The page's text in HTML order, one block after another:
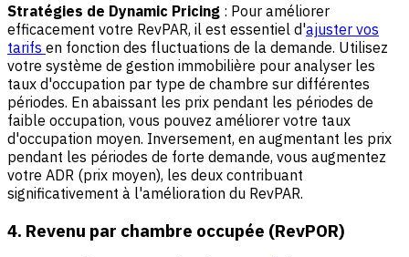
Stratégies de Dynamic Pricing : Pour améliorer
efficacement votre RevPAR, il est essentiel d'ajuster vos
tarifs en fonction des fluctuations de la demande. Utilisez
votre système de gestion immobilière pour analyser les
taux d'occupation par type de chambre sur différentes
périodes. En abaissant les prix pendant les périodes de
faible occupation, vous pouvez améliorer votre taux
d'occupation moyen. Inversement, en augmentant les prix
pendant les périodes de forte demande, vous augmentez
votre ADR (prix moyen), les deux contribuant
significativement à l'amélioration du RevPAR.
4. Revenu par chambre occupée (RevPOR)